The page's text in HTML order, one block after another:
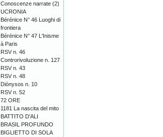
Conoscenze narrate (2)
UCRONIA
Bérénice N° 46 Luoghi di
frontiera
Bérénice N° 47 L'Inisme
à Paris
RSV n. 46
Controrivoluzione n. 127
RSV n. 43
RSV n. 48
Diònysos n. 10
RSV n. 52
72 ORE
1181 La nascita del mito
BATTITO D'ALI
BRASIL PROFUNDO
BIGLIETTO DI SOLA